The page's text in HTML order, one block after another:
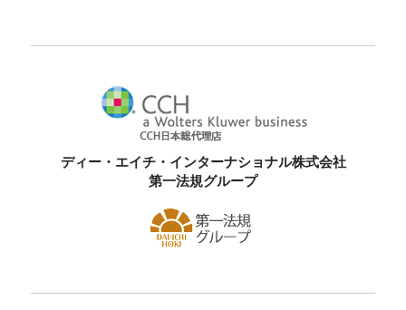
ディー・エイチ・インターナショナル株式会社
第一法規グループ